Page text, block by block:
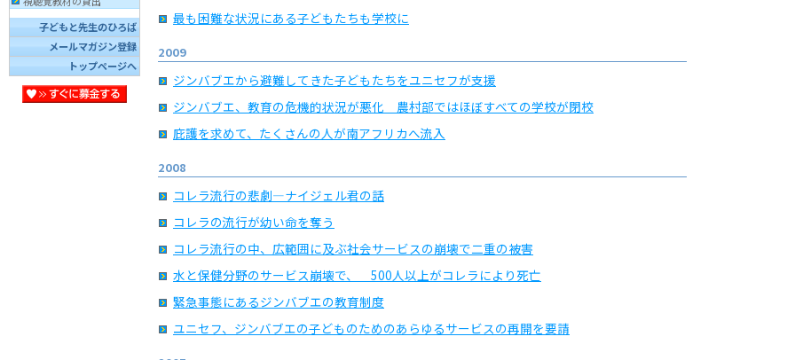
子どもと先生のひろば
メールマガジン登録
トップページへ
最も困難な状況にある子どもたちも学校に
2009
ジンバブエから避難してきた子どもたちをユニセフが支援
ジンバブエ、教育の危機的状況が悪化 農村部ではほぼすべての学校が閉校
庇護を求めて、たくさんの人が南アフリカへ流入
2008
コレラ流行の悲劇—ナイジェル君の話
コレラの流行が幼い命を奪う
コレラ流行の中、広範囲に及ぶ社会サービスの崩壊で二重の被害
水と保健分野のサービス崩壊で、 500人以上がコレラにより死亡
緊急事態にあるジンバブエの教育制度
ユニセフ、ジンバブエの子どものためのあらゆるサービスの再開を要請